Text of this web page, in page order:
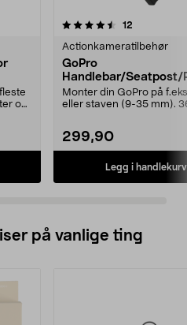
og
12
Actionkameratilbehør
GoPro
Handlebar/Seatpost/
Mount, rør/styrefeste.
Monter din GoPro på
eller staven (9-35 mm).
299,90
Legg i handlekurv
4.5 av 5 stjerner
på vanlige ting